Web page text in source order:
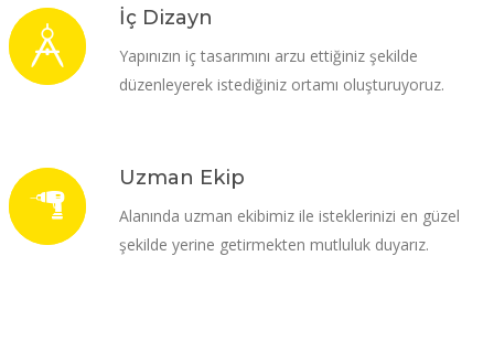
İç Dizayn
Yapınızın iç tasarımını arzu ettiğiniz şekilde
düzenleyerek istediğiniz ortamı oluşturuyoruz.
Uzman Ekip
Alanında uzman ekibimiz ile isteklerinizi en güzel
şekilde yerine getirmekten mutluluk duyarız.